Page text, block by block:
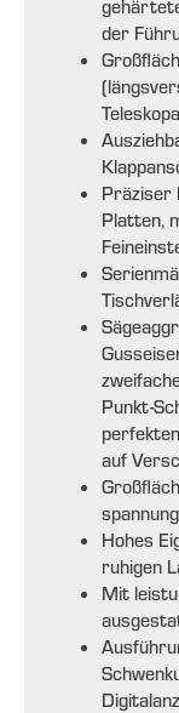
der
Präziser
Platten,
Punkt-
auf
Hohes
ruhigen
Mit